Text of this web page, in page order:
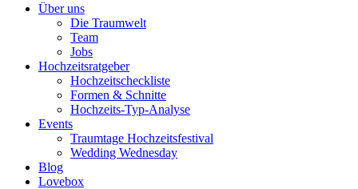
Über uns
Die Traumwelt
Team
Jobs
Hochzeitsratgeber
Hochzeitscheckliste
Formen & Schnitte
Hochzeits-Typ-Analyse
Events
Traumtage Hochzeitsfestival
Wedding Wednesday
Blog
Lovebox